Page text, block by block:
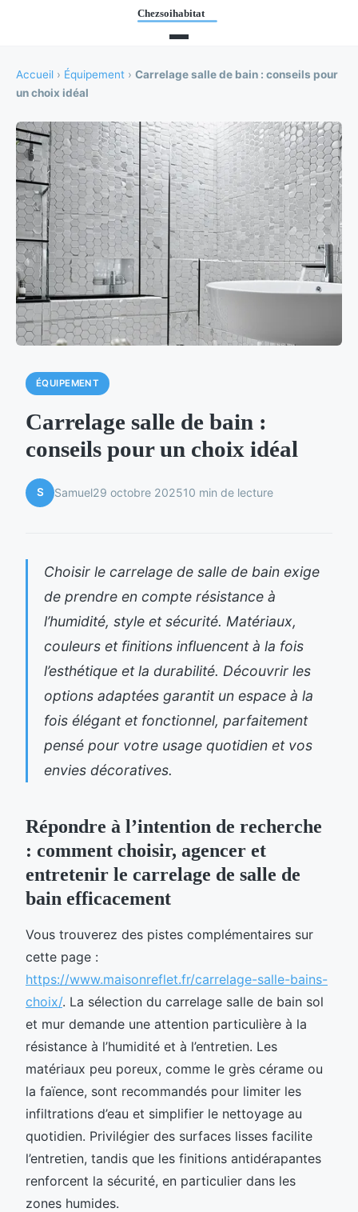
Accueil › Équipement › Carrelage salle de bain : conseils pour
un choix idéal
ÉQUIPEMENT
Carrelage salle de bain :
conseils pour un choix idéal
S Samuel29 octobre 202510 min de lecture
Choisir le carrelage de salle de bain exige
de prendre en compte résistance à
l’humidité, style et sécurité. Matériaux,
couleurs et finitions influencent à la fois
l’esthétique et la durabilité. Découvrir les
options adaptées garantit un espace à la
fois élégant et fonctionnel, parfaitement
pensé pour votre usage quotidien et vos
envies décoratives.
Répondre à l’intention de recherche
: comment choisir, agencer et
entretenir le carrelage de salle de
bain efficacement
Vous trouverez des pistes complémentaires sur
cette page :
https://www.maisonreflet.fr/carrelage-salle-bains-
choix/. La sélection du carrelage salle de bain sol
et mur demande une attention particulière à la
résistance à l’humidité et à l’entretien. Les
matériaux peu poreux, comme le grès cérame ou
la faïence, sont recommandés pour limiter les
infiltrations d’eau et simplifier le nettoyage au
quotidien. Privilégier des surfaces lisses facilite
l’entretien, tandis que les finitions antidérapantes
renforcent la sécurité, en particulier dans les
zones humides.